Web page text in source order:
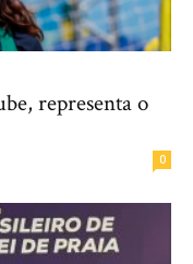
representa o
0